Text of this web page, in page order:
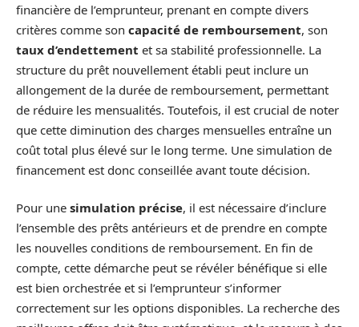
financière de l’emprunteur, prenant en compte divers
critères comme son capacité de remboursement, son
taux d’endettement et sa stabilité professionnelle. La
structure du prêt nouvellement établi peut inclure un
allongement de la durée de remboursement, permettant
de réduire les mensualités. Toutefois, il est crucial de noter
que cette diminution des charges mensuelles entraîne un
coût total plus élevé sur le long terme. Une simulation de
financement est donc conseillée avant toute décision.
Pour une simulation précise, il est nécessaire d’inclure
l’ensemble des prêts antérieurs et de prendre en compte
les nouvelles conditions de remboursement. En fin de
compte, cette démarche peut se révéler bénéfique si elle
est bien orchestrée et si l’emprunteur s’informer
correctement sur les options disponibles. La recherche des